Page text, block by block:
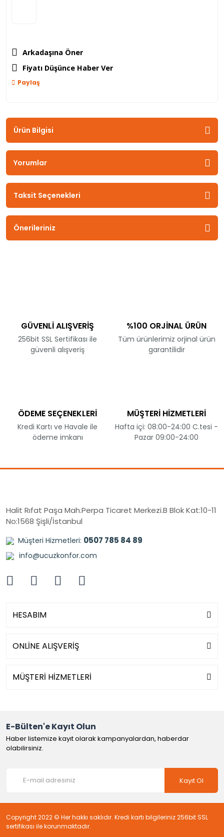
Arkadaşına Öner
Fiyatı Düşünce Haber Ver
Paylaş
Ürün Bilgisi
Yorumlar
Taksit Seçenekleri
Önerileriniz
GÜVENLİ ALIŞVERİŞ
256bit SSL Sertifikası ile
güvenli alışveriş
%100 ORJİNAL ÜRÜN
Tüm ürünlerimiz orjinal ürün
garantilidir
ÖDEME SEÇENEKLERİ
Kredi Kartı ve Havale ile
ödeme imkanı
MÜŞTERİ HİZMETLERİ
Hafta içi: 08:00-24:00 C.tesi -
Pazar 09:00-24:00
Halit Rıfat Paşa Mah.Perpa Ticaret Merkezi.B Blok Kat:10-11
No:1568 Şişli/İstanbul
Müşteri Hizmetleri: 0507 785 84 89
info@ucuzkonfor.com
HESABIM
ONLİNE ALIŞVERİŞ
MÜŞTERİ HİZMETLERİ
E-Bülten'e Kayıt Olun
Haber listemize kayıt olarak kampanyalardan, haberdar
olabilirsiniz.
Kayıt Ol
Copyright 2022 © Her hakkı saklıdır. Kredi kartı bilgileriniz 256bit SSL
sertifikası ile korunmaktadır.